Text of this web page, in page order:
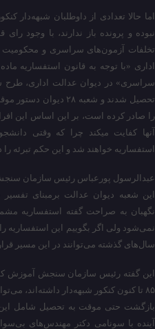
نبوده و پرونده باز ندارند، با وجود
تخلفات آزمون‌های سراسری و
سراسری» در دیوان عدالت اداری، طرح
تحصیل شدند و شعبه ۲۸
را صادر کرده است، بر این اساس این
آنها کفایت میکند چرا که وقتی
استفساریه خواهند شد و این حکم تبرئه را
عبدالرسول پورعباس رئیس سازمان
این شعبه دیوان عدالت برمبنای
نگهبان به صراحت گفته استفساریه
نمی‌شود ولی اگر بگوییم این استفساریه
سال‌های گذشته می‌توانند در این مسیر
این گفته رئیس سازمان سنجش آموزش
۸۵ تا کنون کنکور شبهه‌دار داشته‌اند،
بازگشت حتی موقت به تحصیل شامل
آینده با سونامی دکتر مهندس‌های